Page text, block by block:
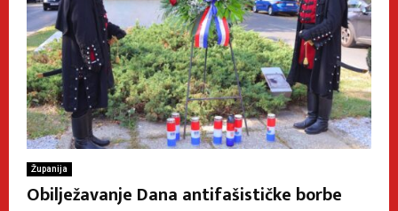
Županija
Obilježavanje Dana antifašističke borbe